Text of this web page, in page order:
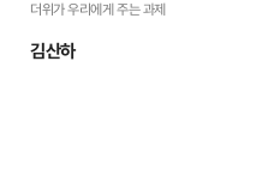
더위가 우리에게 주는 과제
김산하